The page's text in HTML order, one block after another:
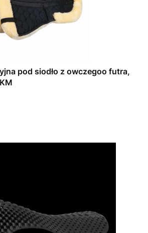
pod siodło z owczegoo futra,